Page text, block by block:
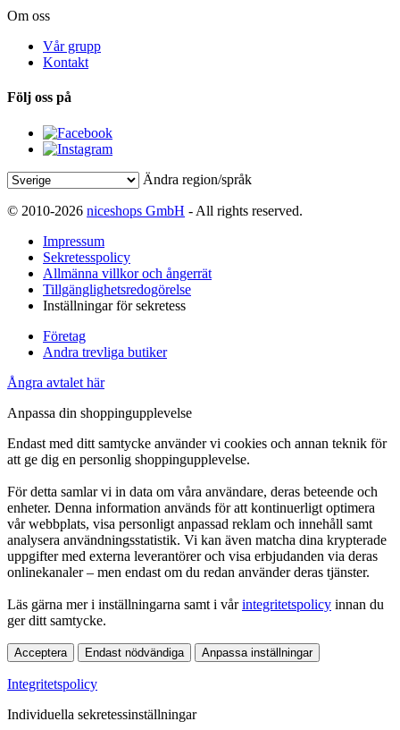
Om oss
Vår grupp
Kontakt
Följ oss på
Ändra region/språk
© 2010-2026 niceshops GmbH - All rights reserved.
Impressum
Sekretesspolicy
Allmänna villkor och ångerrät
Tillgänglighetsredogörelse
Inställningar för sekretess
Företag
Andra trevliga butiker
Ångra avtalet här
Anpassa din shoppingupplevelse
Endast med ditt samtycke använder vi cookies och annan teknik för
att ge dig en personlig shoppingupplevelse.
För detta samlar vi in data om våra användare, deras beteende och
enheter. Denna information används för att kontinuerligt optimera
vår webbplats, visa personligt anpassad reklam och innehåll samt
analysera användningsstatistik. Vi kan även matcha dina krypterade
uppgifter med externa leverantörer och visa erbjudanden via deras
onlinekanaler – men endast om du redan använder deras tjänster.
Läs gärna mer i inställningarna samt i vårintegritetspolicy innan du
ger ditt samtycke.
Acceptera Endast nödvändiga Anpassa inställningar
Integritetspolicy
Individuella sekretessinställningar